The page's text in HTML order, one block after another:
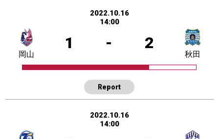
2022.10.16
14:00
1 - 2
岡山 秋田
Report
2022.10.16
14:00